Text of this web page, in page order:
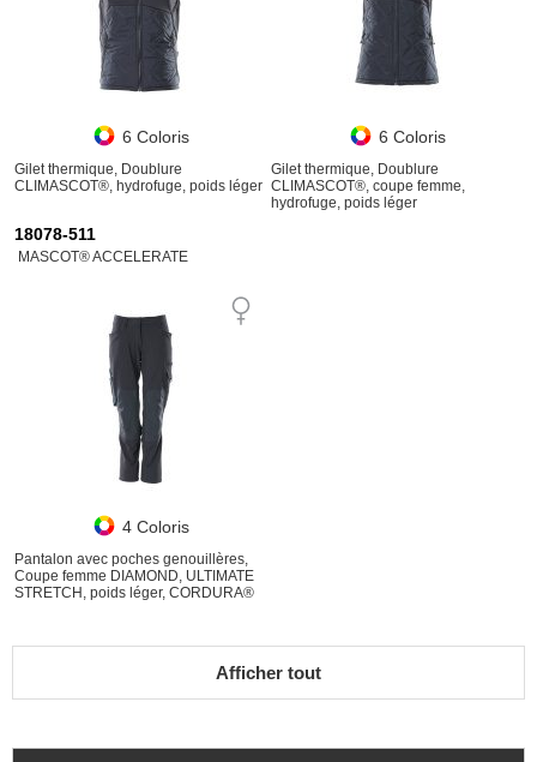
6 Coloris
Gilet thermique, Doublure
CLIMASCOT®, hydrofuge, poids léger
6 Coloris
Gilet thermique, Doublure
CLIMASCOT®, coupe femme,
hydrofuge, poids léger
18078-511
MASCOT® ACCELERATE
4 Coloris
Pantalon avec poches genouillères,
Coupe femme DIAMOND, ULTIMATE
STRETCH, poids léger, CORDURA®
Afficher tout